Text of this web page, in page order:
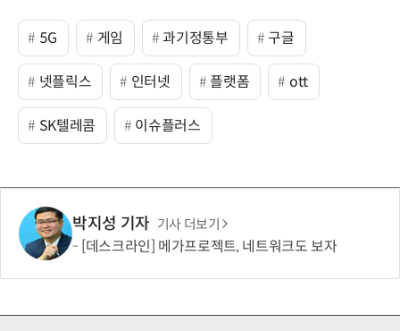
5G 게임 과기정통부 구글
넷플릭스 인터넷 플랫폼 ott
SK텔레콤 이슈플러스
박지성 기자 기사 더보기
[데스크라인] 메가프로젝트, 네트워크도 보자